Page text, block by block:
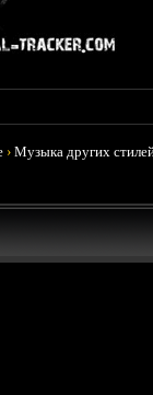
›Музыка других